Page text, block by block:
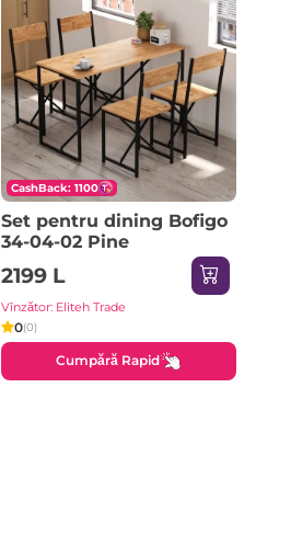
CashBack: 1100
Set pentru dining Bofigo
34-04-02 Pine
2199 L
Vînzător: Eliteh Trade
0(0)
Cumpără Rapid